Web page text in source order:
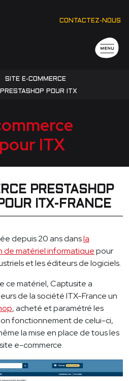
CONTACTEZ-NOUS
MENU
SITE E-COMMERCE
POUR ITX
ITX
PRESTASHOP
ITX-FRANCE
depuis 20 ans dansla
de matériel informatiquepour
et les éditeurs de logiciels.
ce matériel, Captusite a
de la société ITX-France un
, acheté et paramétré les
fonctionnement de celui-ci,
la mise en place de tous les
e-commerce.